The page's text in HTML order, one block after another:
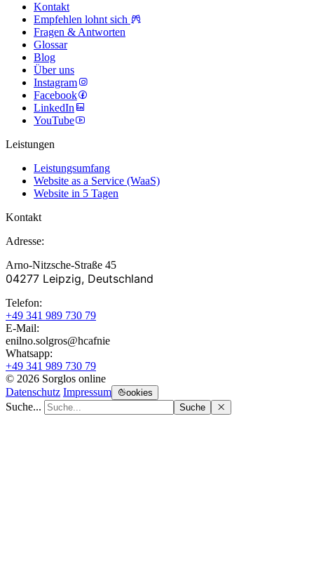
Kontakt
Empfehlen lohnt sich
Fragen & Antworten
Glossar
Blog
Über uns
Instagram
Facebook
LinkedIn
YouTube
Leistungen
Leistungsumfang
Website as a Service (WaaS)
Website in 5 Tagen
Kontakt
Adresse:
Arno-Nitzsche-Straße 45
04277 Leipzig, Deutschland
Telefon:
+49 341 989 730 79
E-Mail:
enilno.solgros@hcafnie
Whatsapp:
+49 341 989 730 79
© 2026 Sorglos online
Datenschutz Impressum ookies
Suche... Suche